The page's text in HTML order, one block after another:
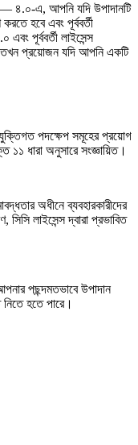
৪.০-এ, আপনি যদি উপাদানটি
হবে এবং পূর্ববর্তী
পূর্ববর্তী লাইসেন্স
তখন প্রয়োজন যদি আপনি একটি
পদক্ষেপ সমূহের প্রয়োগ
১১ ধারা অনুসারে সংজ্ঞায়িত।
অধীনে ব্যবহারকারীদের
লাইসেন্স দ্বারা প্রভাবিত
পছন্দমতভাবে উপাদান
হতে পারে।